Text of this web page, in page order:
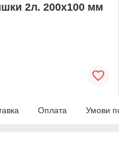
2л. 200х100 мм
Оплата Умови